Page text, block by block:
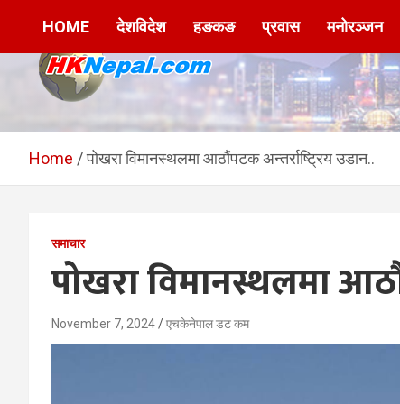
HKNepal.com –
हङकङबाट सञ्चालित
hknepal, hknepal.com, hk nepal, hk nepal com
HOME देशविदेश हङकङ प्रवास मनोरञ्जन
Home पोखरा विमानस्थलमा आठौंपटक अन्तर्राष्ट्रिय उडान..
समाचार
पोखरा विमानस्थलमा
November 7, 2024 एचकेनेपाल डट कम